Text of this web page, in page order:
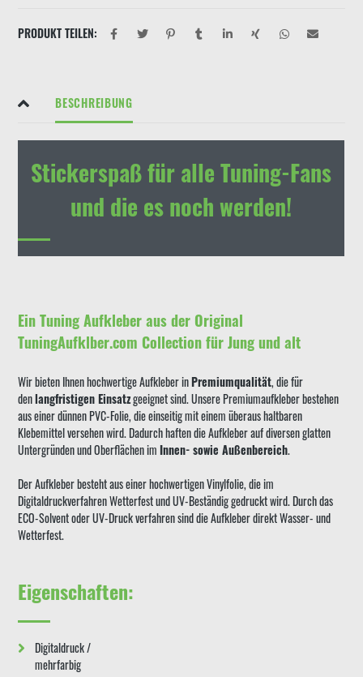
PRODUKT TEILEN:
BESCHREIBUNG
Stickerspaß für alle Tuning-Fans
und die es noch werden!
Ein Tuning Aufkleber aus der Original
TuningAufklber.com Collection für Jung und alt
Wir bieten Ihnen hochwertige Aufkleber inPremiumqualität, die für
denlangfristigen Einsatzgeeignet sind. Unsere Premiumaufkleber bestehen
aus einer dünnen PVC-Folie, die einseitig mit einem überaus haltbaren
Klebemittel versehen wird. Dadurch haften die Aufkleber auf diversen glatten
Untergründen und Oberflächen imInnen- sowie Außenbereich.
Der Aufkleber besteht aus einer hochwertigen Vinylfolie, die im
Digitaldruckverfahren Wetterfest und UV-Beständig gedruckt wird. Durch das
ECO-Solvent oder UV-Druck verfahren sind die Aufkleber direkt Wasser- und
Wetterfest.
Eigenschaften:
Digitaldruck /
mehrfarbig